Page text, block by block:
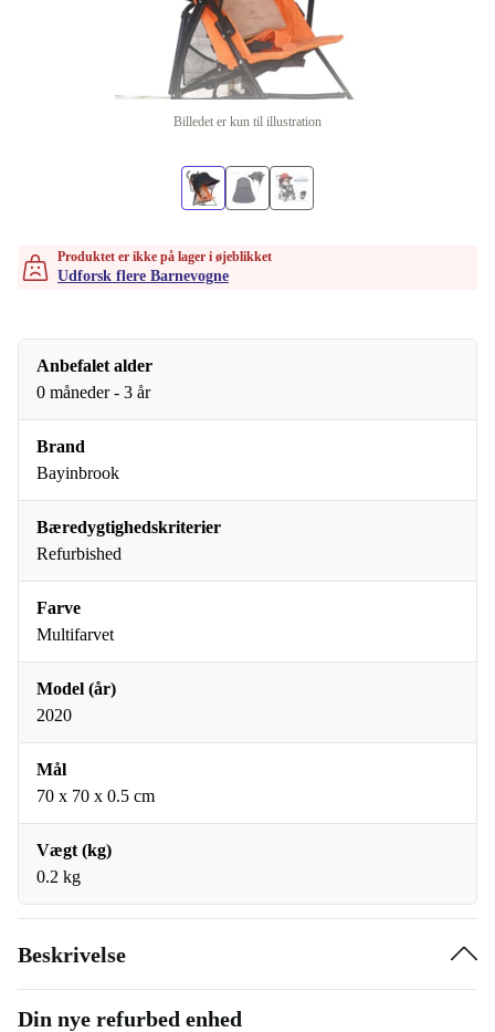
Billedet er kun til illustration
Produktet er ikke på lager i øjeblikket
Udforsk flere Barnevogne
Anbefalet alder
0 måneder - 3 år
Brand
Bayinbrook
Bæredygtighedskriterier
Refurbished
Farve
Multifarvet
Model (år)
2020
Mål
70 x 70 x 0.5 cm
Vægt (kg)
0.2 kg
Beskrivelse
Din nye refurbed enhed